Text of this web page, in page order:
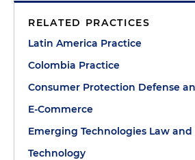
RELATED PRACTICES
Latin America Practice
Colombia Practice
Consumer Protection Defense
E-Commerce
Emerging Technologies Law and
Technology